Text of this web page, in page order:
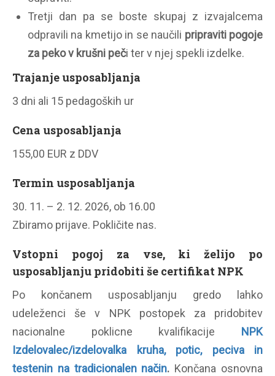
Tretji dan pa se boste skupaj z izvajalcema
odpravili na kmetijo in se naučili pripraviti pogoje
za peko v krušni peči ter v njej spekli izdelke.
Trajanje usposabljanja
3 dni ali 15 pedagoških ur
Cena usposabljanja
155,00 EUR z DDV
Termin usposabljanja
30. 11. – 2. 12. 2026, ob 16.00
Zbiramo prijave. Pokličite nas.
Vstopni pogoj za vse, ki želijo po
usposabljanju pridobiti še certifikat NPK
Po končanem usposabljanju gredo lahko
udeleženci še v NPK postopek za pridobitev
nacionalne poklicne kvalifikacije
NPK
Izdelovalec/izdelovalka kruha, potic, peciva in
testenin na tradicionalen način. Končana osnovna